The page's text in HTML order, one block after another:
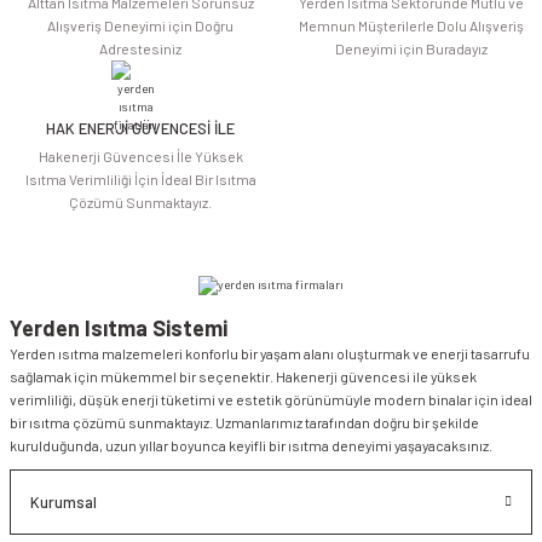
Alışveriş Deneyimi için Doğru
Adrestesiniz
Memnun Müşterilerle Dolu Alışveriş
Deneyimi için Buradayız
HAK ENERJİ GÜVENCESİ İLE
Hakenerji Güvencesi İle Yüksek
Isıtma Verimliliği İçin İdeal Bir Isıtma
Çözümü Sunmaktayız.
Yerden Isıtma Sistemi
Yerden ısıtma malzemeleri konforlu bir yaşam alanı oluşturmak ve enerji tasarrufu
sağlamak için mükemmel bir seçenektir. Hakenerji güvencesi ile yüksek
verimliliği, düşük enerji tüketimi ve estetik görünümüyle modern binalar için ideal
bir ısıtma çözümü sunmaktayız. Uzmanlarımız tarafından doğru bir şekilde
kurulduğunda, uzun yıllar boyunca keyifli bir ısıtma deneyimi yaşayacaksınız.
Kurumsal